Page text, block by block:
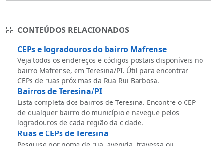
CONTEÚDOS RELACIONADOS
CEPs e logradouros do bairro Mafrense
Veja todos os endereços e códigos postais disponíveis no
bairro Mafrense, em Teresina/PI. Útil para encontrar
CEPs de ruas próximas da Rua Rui Barbosa.
Bairros de Teresina/PI
Lista completa dos bairros de Teresina. Encontre o CEP
de qualquer bairro do município e navegue pelos
logradouros de cada região da cidade.
Ruas e CEPs de Teresina